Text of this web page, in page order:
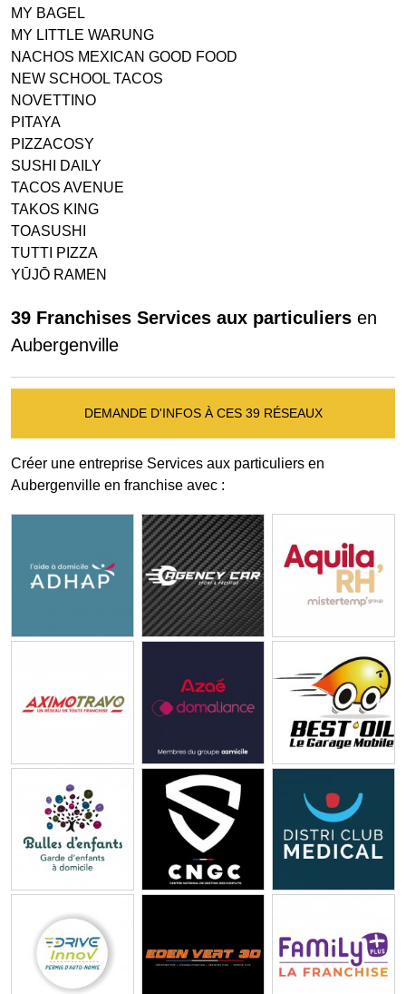
MY BAGEL
MY LITTLE WARUNG
NACHOS MEXICAN GOOD FOOD
NEW SCHOOL TACOS
NOVETTINO
PITAYA
PIZZACOSY
SUSHI DAILY
TACOS AVENUE
TAKOS KING
TOASUSHI
TUTTI PIZZA
YŪJŌ RAMEN
39 Franchises Services aux particuliers en
Aubergenville
DEMANDE D'INFOS À CES 39 RÉSEAUX
Créer une entreprise Services aux particuliers en
Aubergenville en franchise avec :